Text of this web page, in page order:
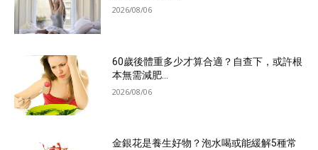
2026/08/06
60歲後體重多少才算合適？自查下，或許根
本無需減肥...
2026/08/06
金銀花是養生好物？泡水喝或能緩解5種常